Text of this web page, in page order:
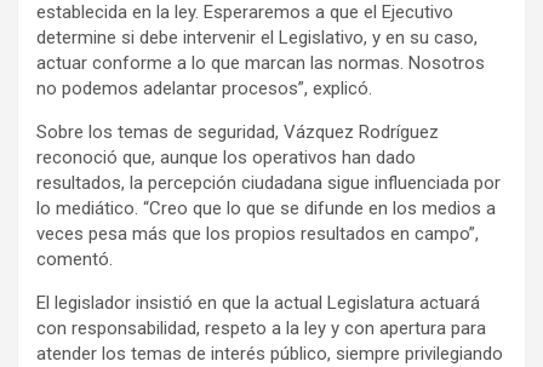
establecida en la ley. Esperaremos a que el Ejecutivo
determine si debe intervenir el Legislativo, y en su caso,
actuar conforme a lo que marcan las normas. Nosotros
no podemos adelantar procesos”, explicó.
Sobre los temas de seguridad, Vázquez Rodríguez
reconoció que, aunque los operativos han dado
resultados, la percepción ciudadana sigue influenciada por
lo mediático. “Creo que lo que se difunde en los medios a
veces pesa más que los propios resultados en campo”,
comentó.
El legislador insistió en que la actual Legislatura actuará
con responsabilidad, respeto a la ley y con apertura para
atender los temas de interés público, siempre privilegiando